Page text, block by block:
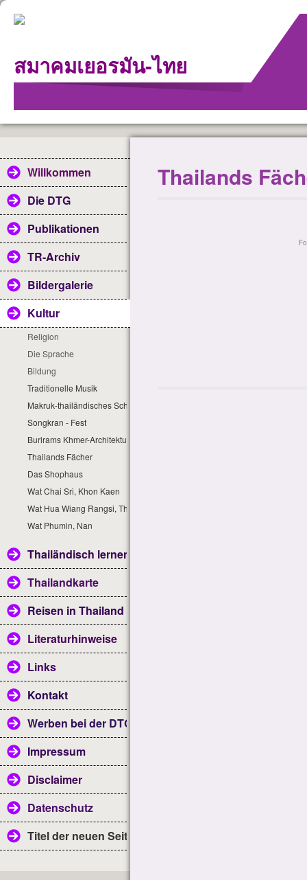
สมาคมเยอรมัน-ไทย
Willkommen
Die DTG
Publikationen
TR-Archiv
Bildergalerie
Kultur
Religion
Die Sprache
Bildung
Traditionelle Musik
Makruk-thailändisches Schach
Songkran - Fest
Burirams Khmer-Architektur
Thailands Fächer
Das Shophaus
Wat Chai Sri, Khon Kaen
Wat Hua Wiang Rangsi, That Phanom
Wat Phumin, Nan
Thailändisch lernen
Thailandkarte
Reisen in Thailand
Literaturhinweise
Links
Kontakt
Werben bei der DTG
Impressum
Disclaimer
Datenschutz
Titel der neuen Seite
Thailands